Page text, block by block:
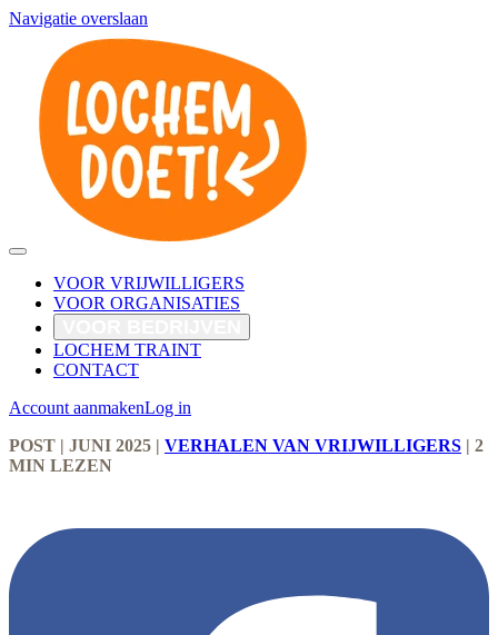
Navigatie overslaan
VOOR VRIJWILLIGERS
VOOR ORGANISATIES
LOCHEM TRAINT
CONTACT
Account aanmakenLog in
POST | JUNI 2025 | VERHALEN VAN VRIJWILLIGERS | 2
MIN LEZEN